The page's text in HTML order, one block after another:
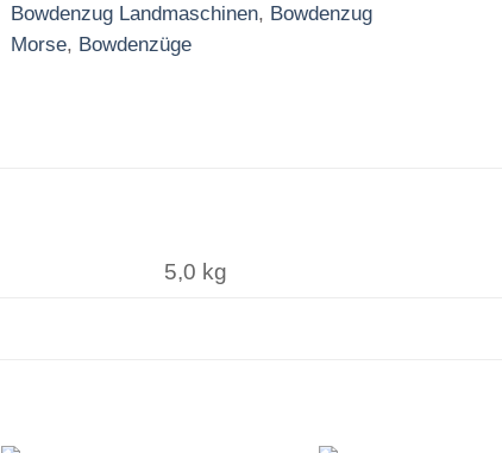
Bowdenzug Landmaschinen, Bowdenzug
Morse, Bowdenzüge
5,0 kg